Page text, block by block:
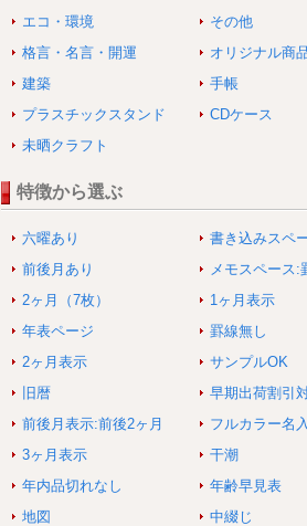
エコ・環境
その他
格言・名言・開運
オリジナル商
建築
手帳
プラスチックスタンド
CDケース
未晒クラフト
特徴から選ぶ
六曜あり
書き込みスペ
前後月あり
メモスペース:
2ヶ月（7枚）
1ヶ月表示
年表ページ
罫線無し
2ヶ月表示
サンプルOK
旧暦
早期出荷割引
前後月表示:前後2ヶ月
フルカラー名
3ヶ月表示
干潮
年内品切れなし
年齢早見表
地図
中綴じ